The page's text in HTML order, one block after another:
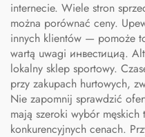
internecie. Wiele stron
można porównać ceny.
innych klientów — pomoże
wartą uwagi инвестициą.
lokalny sklep sportowy.
przy zakupach hurtowych,
Nie zapomnij sprawdzić
mają szeroki wybór
konkurencyjnych cenach.